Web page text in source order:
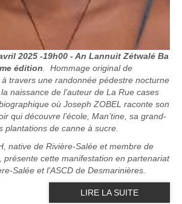
2025 -19h00 - An Lannuit Zétwalé Ba
édition . Hommage original de
travers une randonnée pédestre nocturne
naissance de l’auteur de La Rue cases
où Joseph ZOBEL raconte son
qui découvre l’école, Man’tine, sa grand-
plantations de canne à sucre.
native de Rivière-Salée et membre de
présente cette manifestation en partenariat
Salée et l’ASCD de Desmarinières.
LIRE LA SUITE